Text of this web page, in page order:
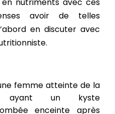
avoir de telles
en discuter avec
femme atteinte de la
ayant un kyste
enceinte après